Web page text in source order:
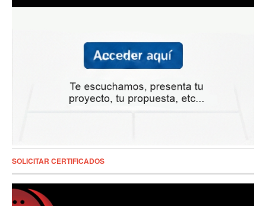
SOLICITAR CERTIFICADOS